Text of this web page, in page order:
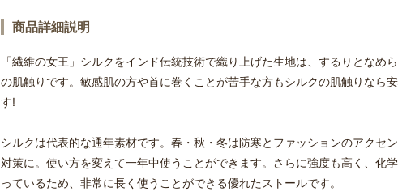
商品詳細説明
「繊維の女王」シルクをインド伝統技術で織り上げた生地は、するりとなめ
の肌触りです。敏感肌の方や首に巻くことが苦手な方もシルクの肌触りなら
す!
シルクは代表的な通年素材です。春・秋・冬は防寒とファッションのアクセ
対策に。使い方を変えて一年中使うことができます。さらに強度も高く、化
っているため、非常に長く使うことができる優れたストールです。